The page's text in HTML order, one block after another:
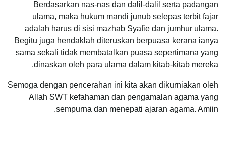
Berdasarkan nas-nas dan dalil-dalil serta padangan
ulama, maka hukum mandi junub selepas terbit fajar
adalah harus di sisi mazhab Syafie dan jumhur ulama.
Begitu juga hendaklah diteruskan berpuasa kerana ianya
sama sekali tidak membatalkan puasa sepertimana yang
dinaskan oleh para ulama dalam kitab-kitab mereka.
Semoga dengan pencerahan ini kita akan dikurniakan oleh
Allah SWT kefahaman dan pengamalan agama yang
sempurna dan menepati ajaran agama. Amiin.